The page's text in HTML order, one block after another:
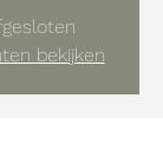
bekijken